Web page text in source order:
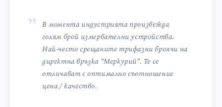
В момента индустрията произвежда
голям брой измервателни устройства.
Най-често срещаните трифазни броячи на
директна връзка "Меркурий". Те се
отличават с оптимално съотношение
цена / качество.